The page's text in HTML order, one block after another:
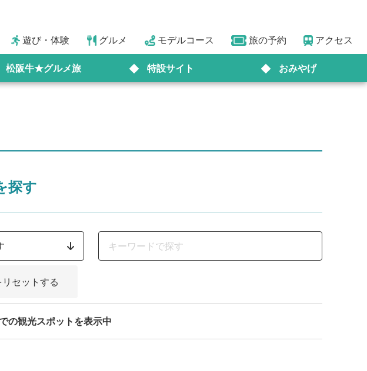
遊び・体験 グルメ モデルコース 旅の予約 アクセス
松阪牛★グルメ旅 特設サイト おみやげ
探す
セットする
の観光スポットを表示中